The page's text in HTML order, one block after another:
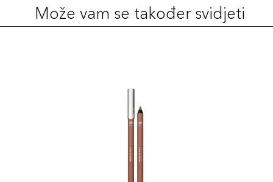
Može vam se također svidjeti